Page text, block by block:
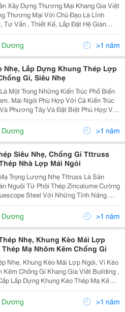
Xây Dựng Thương Mại Khang Gia Việt
Thương Mại Với Chủ Đạo Là Lĩnh
Tư Vấn , Thiết Kế, Lắp Đặt Hệ Giàn
Lượng Nhẹ Thương Hiệu Tt-Truss, Phân
Nhật Bản Nakamura _Hp, Quan Điểm
Dương >1 năm
Nhẹ, Lắp Dựng Khung Thép Lợp
Gỉ, Siêu Nhẹ
Một Trong Những Kiến Trúc Phổ Biến
Mái Ngói Phù Hợp Với Cả Kiến Trúc
Phương Tây Và Đặt Biệt Phù Hợp Với
Nóng Ẩm Tại Việt Nam. Với Những
Hệ Kèo Thép Nhẹ Làm Mái Ngói
Dương >1 năm
Siêu Nhẹ, Chống Gỉ Tttruss
Nhà Lợp Mái Ngói
Trọng Lượng Nhẹ Tttruss Là Sản
Nguội Từ Phôi Thép Zincalume Cường
Steel Với Những Tính Năng Ưu
( Hệ Vì Kèo ) &Bull; Sử Dụng Giả
Dương >1 năm
Nhẹ, Khung Kèo Mái Lợp
Mạ Nhôm Kẽm Chống Gỉ
Nhẹ, Khung Kèo Mái Lợp Ngói, Vì Kèo
Khang Gia Viêt Building ,
Lắp Dựng Khung Kèo Thép Mạ Kẽm ,
Bảo Hành Lớp Mạ Lên Tới 20 Năm.
Cam Kết, Sẽ Mang Lại Sự Hài Lòng
Dương >1 năm